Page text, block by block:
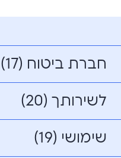
חברת ביטוח (17)
לשירותך (20)
שימושי (19)